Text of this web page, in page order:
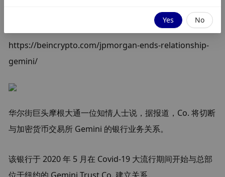
https://beincrypto.com/jpmorgan-ends-relationship-
gemini/
华尔街巨头摩根大通一位知情人士说，据报道，Co. 将切断
与加密货币交易所 Gemini 的银行业务关系。
该银行于 2020 年 5 月在 Covid-19 大流行期间开始与总部
Yes No